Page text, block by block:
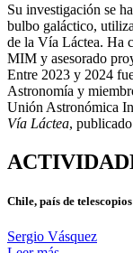
Su investigación se
bulbo galáctico,
de la Vía Láctea. Ha
MIM y asesorado
Entre 2023 y 2024
Astronomía y
Unión Astronómica
Vía Láctea,
Chile, país de telescopios
Sergio Vásquez